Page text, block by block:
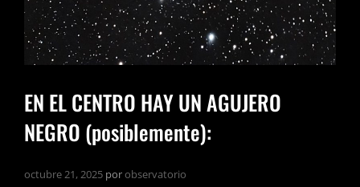
EN EL CENTRO HAY UN AGUJERO
NEGRO (posiblemente):
octubre 21, 2025 porobservatorio